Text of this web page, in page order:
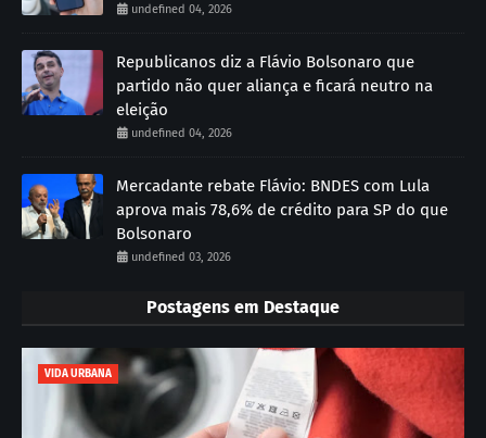
undefined 04, 2026
Republicanos diz a Flávio Bolsonaro que
partido não quer aliança e ficará neutro na
eleição
undefined 04, 2026
Mercadante rebate Flávio: BNDES com Lula
aprova mais 78,6% de crédito para SP do que
Bolsonaro
undefined 03, 2026
Postagens em Destaque
VIDA URBANA